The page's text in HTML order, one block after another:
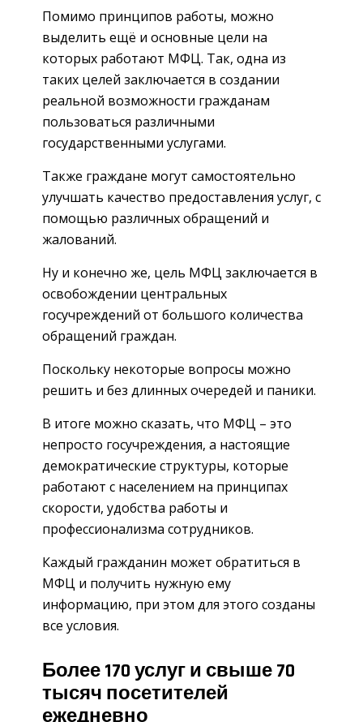
Помимо принципов работы, можно
выделить ещё и основные цели на
которых работают МФЦ. Так, одна из
таких целей заключается в создании
реальной возможности гражданам
пользоваться различными
государственными услугами.
Также граждане могут самостоятельно
улучшать качество предоставления услуг, с
помощью различных обращений и
жалований.
Ну и конечно же, цель МФЦ заключается в
освобождении центральных
госучреждений от большого количества
обращений граждан.
Поскольку некоторые вопросы можно
решить и без длинных очередей и паники.
В итоге можно сказать, что МФЦ – это
непросто госучреждения, а настоящие
демократические структуры, которые
работают с населением на принципах
скорости, удобства работы и
профессионализма сотрудников.
Каждый гражданин может обратиться в
МФЦ и получить нужную ему
информацию, при этом для этого созданы
все условия.
Более 170 услуг и свыше 70
тысяч посетителей
ежедневно